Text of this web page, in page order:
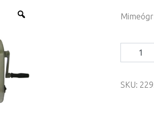
quantity
SKU: